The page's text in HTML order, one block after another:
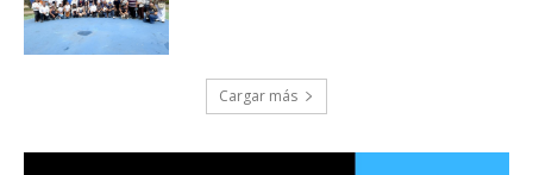
Cargar más